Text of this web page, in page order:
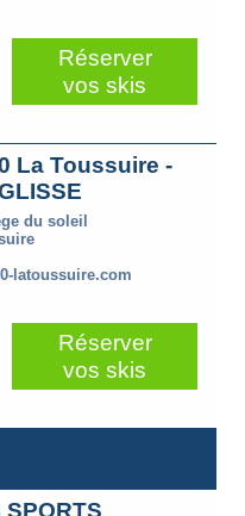
Réserver
vos skis
La Toussuire -
du soleil
latoussuire.com
Réserver
vos skis
SPORTS